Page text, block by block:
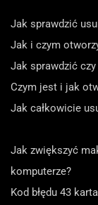
Jak sprawdzić
Jak i czym
Jak sprawdzić
Czym jest i jak
Jak całkowicie
Jak zwiększyć
komputerze?
Kod błędu 43